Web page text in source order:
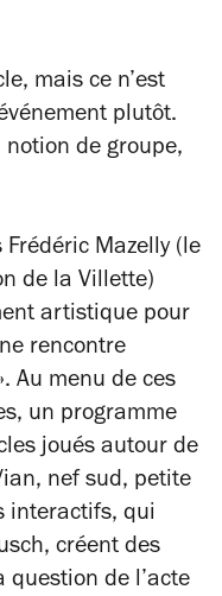
mais ce n’est
plutôt.
notion de groupe,
Mazelly (le
de la Villette)
artistique pour
rencontre
Au menu de ces
un programme
joués autour de
nef sud, petite
interactifs, qui
créent des
question de l’acte